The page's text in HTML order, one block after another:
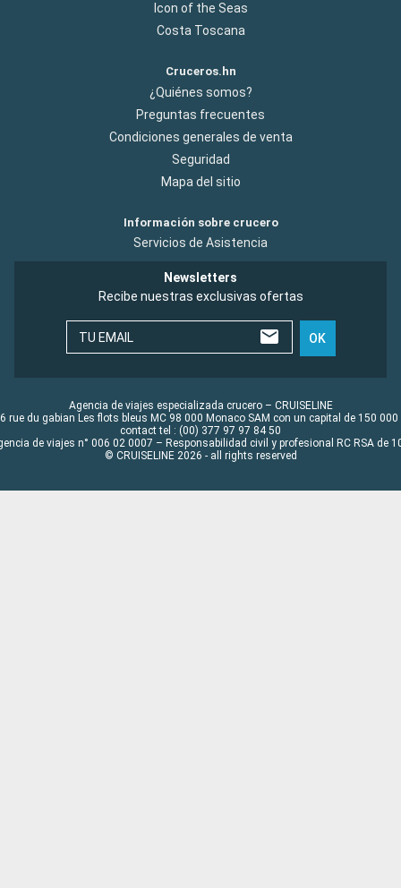
Icon of the Seas
Costa Toscana
Cruceros.hn
¿Quiénes somos?
Preguntas frecuentes
Condiciones generales de venta
Seguridad
Mapa del sitio
Información sobre crucero
Servicios de Asistencia
Newsletters
Recibe nuestras exclusivas ofertas
TU EMAIL OK
Agencia de viajes especializada crucero – CRUISELINE
rue du gabian Les flots bleus MC 98 000 Monaco SAM con un capital de 150 000
contact tel : (00) 377 97 97 84 50
de viajes n° 006 02 0007 – Responsabilidad civil y profesional RC RSA de
© CRUISELINE 2026 - all rights reserved